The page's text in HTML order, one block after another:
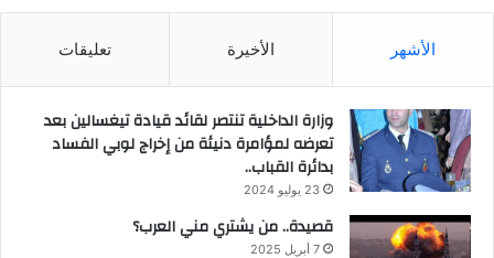
الأشهر الأخيرة تعليقات
وزارة الداخلية تنتصر لقائد قيادة تيغسالين بعد
تعرضه لمؤامرة دنيئة من إخراج لوبي الفساد
بدائرة القباب..
23 يوليو 2024
قصيدة.. من يشتري مني العرب؟
7 أبريل 2025